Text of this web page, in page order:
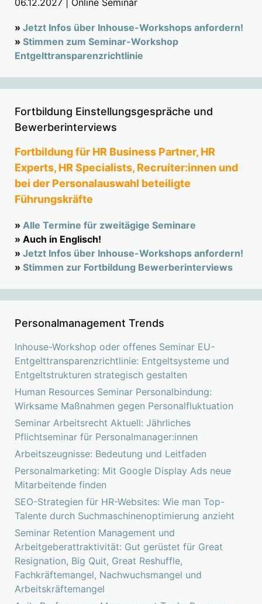
» Jetzt Infos über Inhouse-Workshops anfordern!
» Stimmen zum Seminar-Workshop
Entgelttransparenzrichtlinie
Fortbildung Einstellungsgespräche und
Bewerberinterviews
Fortbildung für HR Business Partner, HR
Experts, HR Specialists, Recruiter:innen und
bei der Personalauswahl beteiligte
Führungskräfte
» Alle Termine für zweitägige Seminare
» Auch in Englisch!
» Jetzt Infos über Inhouse-Workshops anfordern!
» Stimmen zur Fortbildung Bewerberinterviews
Personalmanagement Trends
Inhouse-Workshop oder offenes Seminar EU-
Entgelttransparenzrichtlinie: Entgeltsysteme und
Entgeltstrukturen strategisch gestalten
Human Resources Seminar Personalbindung:
Wirksame Maßnahmen gegen Personalfluktuation
Seminar Arbeitsrecht Aktuell: Jährliches
Pflichtseminar für Personalmanager:innen
Arbeitszeugnisse: Bedeutung und Leitfaden
Personalmarketing: Mit Google Display Ads neue
Mitarbeitende finden
SEO-Strategien für HR-Websites: Wie man Top-
Talente durch Suchmaschinenoptimierung anzieht
Seminar Retention Management und
Arbeitgeberattraktivität: Gut gerüstet für Great
Resignation, Big Quit, Great Reshuffle,
Fachkräftemangel, Nachwuchsmangel und
Arbeitskräftemangel